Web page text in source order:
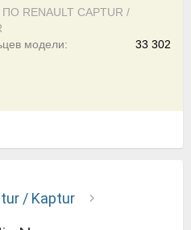
RENAULT CAPTUR /
33 302
модели:
/ Kaptur